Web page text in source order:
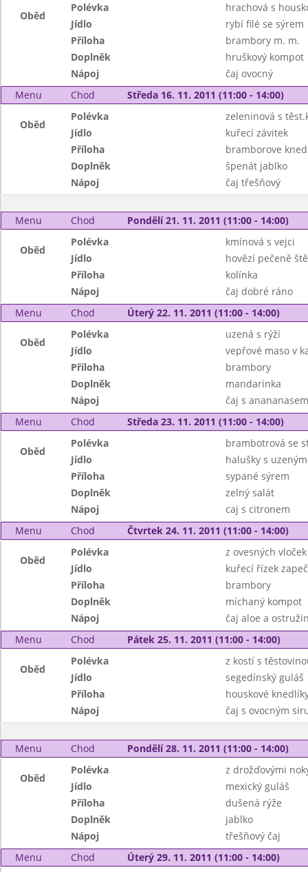
Oběd
Polévka
hrachová s
Jídlo
rybí filé se sýrem
Příloha
brambory m. m.
Doplněk
hruškový kompot
Nápoj
čaj ovocný
Menu
Chod Středa 16. 11. 2011 (11:00 - 14:00)
Oběd
Polévka
zeleninová s
Jídlo
kuřecí závitek
Příloha
bramborove
Doplněk
špenát jablko
Nápoj
čaj třešňový
Menu Chod Pondělí 21. 11. 2011 (11:00 - 14:00)
Oběd
Polévka
kmínová s vejci
Jídlo
hovězí pečeně
Příloha
kolínka
Nápoj
čaj dobré ráno
Menu
Chod Úterý 22. 11. 2011 (11:00 - 14:00)
Oběd
Polévka
uzená s rýží
Jídlo
vepřové maso v
Příloha
brambory
Doplněk
mandarinka
Nápoj
čaj s
Menu
Chod Středa 23. 11. 2011 (11:00 - 14:00)
Oběd
Polévka
brambotrová se
Jídlo
halušky s
Příloha
sypané sýrem
Doplněk
zelný salát
Nápoj
caj s citronem
Menu
Chod Čtvrtek 24. 11. 2011 (11:00 - 14:00)
Oběd
Polévka
z ovesných vloček
Jídlo
kuřecí řízek
Příloha
brambory
Doplněk
míchaný kompot
Nápoj
čaj aloe a
Menu
Chod Pátek 25. 11. 2011 (11:00 - 14:00)
Oběd
Polévka
z kostí s
Jídlo
segedínský guláš
Příloha
houskové
Nápoj
čaj s ovocným
Menu Chod Pondělí 28. 11. 2011 (11:00 - 14:00)
Oběd
Polévka
z drožďovými
Jídlo
mexický guláš
Příloha
dušená rýže
Doplněk
jablko
Nápoj
třešňový čaj
Menu
Chod Úterý 29. 11. 2011 (11:00 - 14:00)